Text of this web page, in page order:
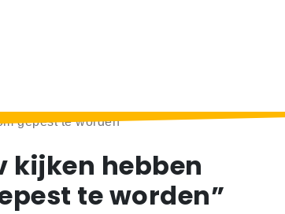
gepest te worden”
kijken hebben
te worden”